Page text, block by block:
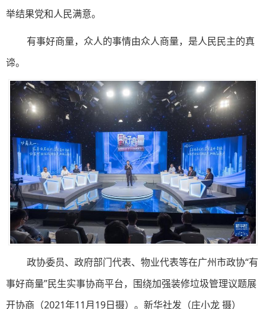
举结果党和人民满意。
有事好商量，众人的事情由众人商量，是人民民主的真
谛。
政协委员、政府部门代表、物业代表等在广州市政协“有
事好商量”民生实事协商平台，围绕加强装修垃圾管理议题展
开协商（2021年11月19日摄）。新华社发（庄小龙 摄）